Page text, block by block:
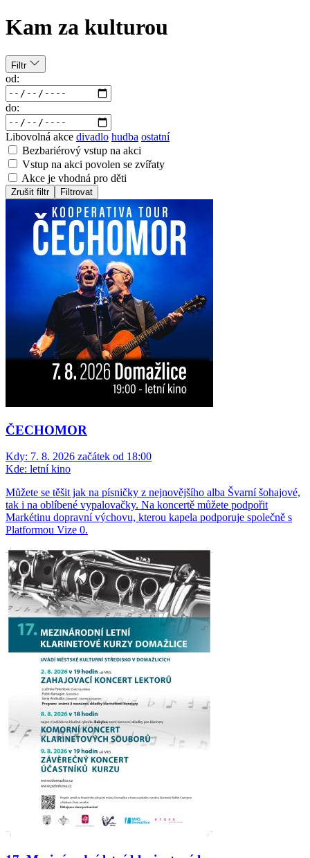
Kam za kulturou
Filtr
od:
do:
Libovolná akce divadlo hudba ostatní
Bezbariérový vstup na akci
Vstup na akci povolen se zvířaty
Akce je vhodná pro děti
Zrušit filtr Filtrovat
ČECHOMOR
Kdy: 7. 8. 2026 začátek od 18:00
Kde: letní kino
Můžete se těšit jak na písničky z nejnovějšího alba Švarní šohajové,
tak i na oblíbené vypalovačky. Na koncertě můžete podpořit
Markétinu dopravní výchovu, kterou kapela podporuje společně s
Platformou Vize 0.